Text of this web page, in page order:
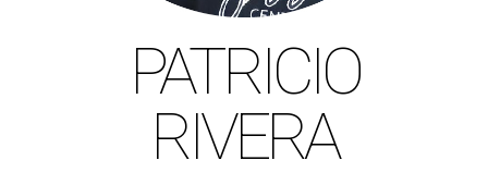
PATRICIO
RIVERA